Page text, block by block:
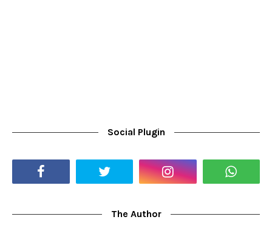
Social Plugin
The Author